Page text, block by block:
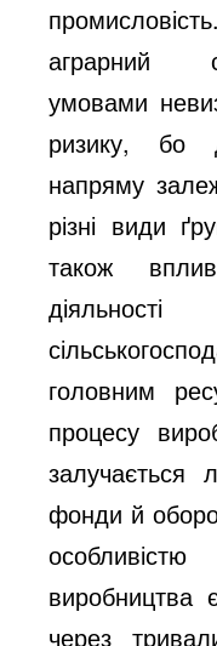
аграрний
умовами
ризику, бо
напряму
різні види
також
головним
процесу
залучається
фонди й
особливістю
виробництва
через